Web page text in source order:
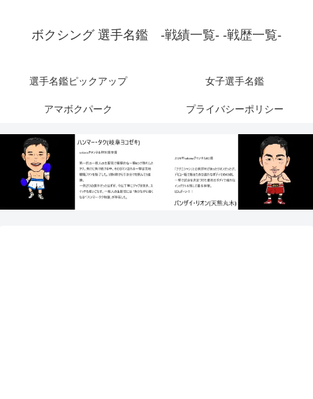
ボクシング 選手名鑑 -戦績一覧- -戦歴一覧-
選手名鑑ピックアップ 女子選手名鑑
アマボクパーク プライバシーポリシー